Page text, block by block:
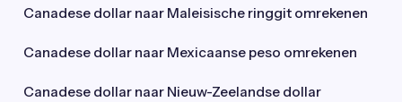
Canadese dollar naar Maleisische ringgit omrekenen
Canadese dollar naar Mexicaanse peso omrekenen
Canadese dollar naar Nieuw-Zeelandse dollar